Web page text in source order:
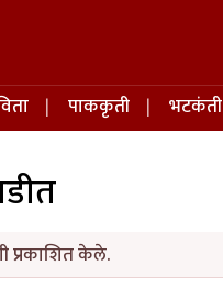
पाककृती
भटकंती
प्रकाशित केले.